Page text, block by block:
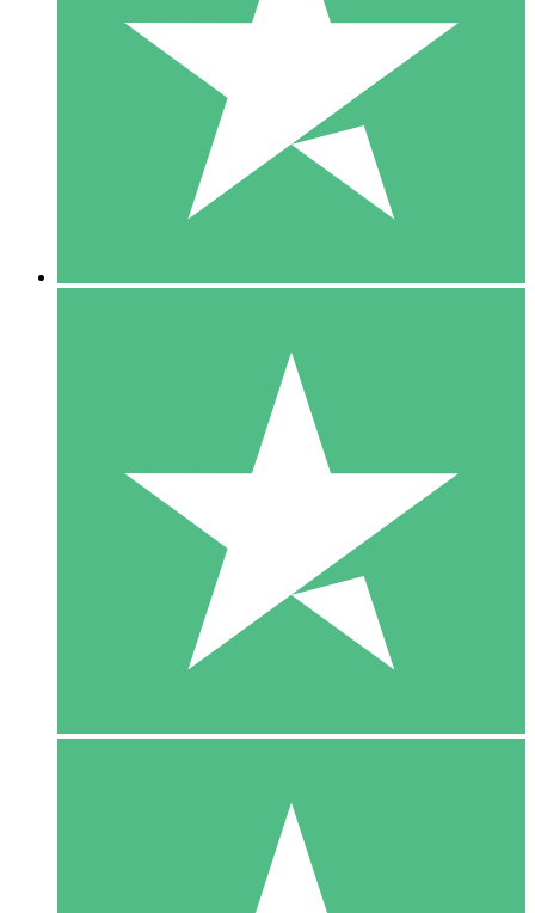
Betaal per gebruik met downloadtegoeden. Geen maandelijkse
1000
10 Downloaden
20 00